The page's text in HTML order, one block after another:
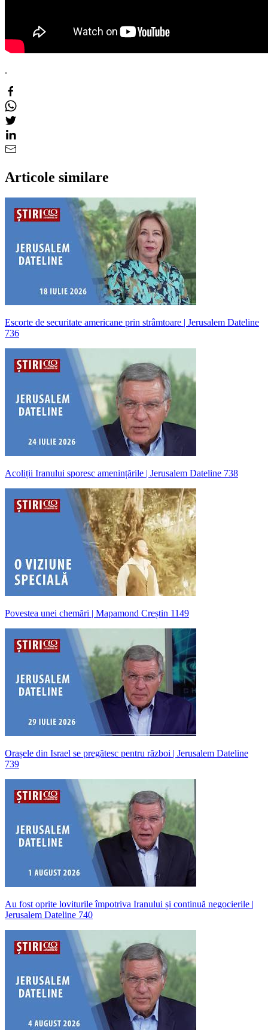
.
Articole similare
Escorte de securitate americane prin strâmtoare | Jerusalem Dateline
736
Acoliții Iranului sporesc amenințările | Jerusalem Dateline 738
Povestea unei chemări | Mapamond Creștin 1149
Orașele din Israel se pregătesc pentru război | Jerusalem Dateline
739
Au fost oprite loviturile împotriva Iranului și continuă negocierile |
Jerusalem Dateline 740